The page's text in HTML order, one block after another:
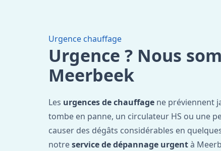
Urgence chauffage
Urgence ? Nous
Meerbeek
Les urgences de chauffage ne préviennent
tombe en panne, un circulateur HS ou une
causer des dégâts considérables en
notreservice de dépannage urgentà